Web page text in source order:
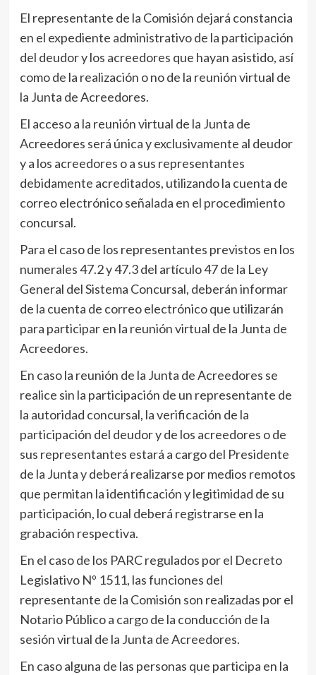
El representante de la Comisión dejará constancia
en el expediente administrativo de la participación
del deudor y los acreedores que hayan asistido, así
como de la realización o no de la reunión virtual de
la Junta de Acreedores.
El acceso a la reunión virtual de la Junta de
Acreedores será única y exclusivamente al deudor
y a los acreedores o a sus representantes
debidamente acreditados, utilizando la cuenta de
correo electrónico señalada en el procedimiento
concursal.
Para el caso de los representantes previstos en los
numerales 47.2 y 47.3 del artículo 47 de la Ley
General del Sistema Concursal, deberán informar
de la cuenta de correo electrónico que utilizarán
para participar en la reunión virtual de la Junta de
Acreedores.
En caso la reunión de la Junta de Acreedores se
realice sin la participación de un representante de
la autoridad concursal, la verificación de la
participación del deudor y de los acreedores o de
sus representantes estará a cargo del Presidente
de la Junta y deberá realizarse por medios remotos
que permitan la identificación y legitimidad de su
participación, lo cual deberá registrarse en la
grabación respectiva.
En el caso de los PARC regulados por el Decreto
Legislativo Nº 1511, las funciones del
representante de la Comisión son realizadas por el
Notario Público a cargo de la conducción de la
sesión virtual de la Junta de Acreedores.
En caso alguna de las personas que participa en la